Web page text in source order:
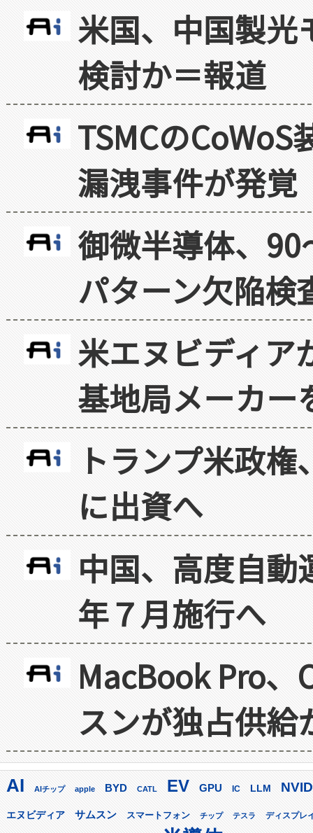
米国、中国製光
検討か＝報道
TSMCの
漏洩事件が発覚
御微半導体、
パターン欠陥検
米エヌビディア
基地局メーカー
トランプ米政
に出資へ
中国、高度自
年７月施行へ
MacBook Pro
スンが独占供給
AI AIチップ apple BYD CATL EV GPU IC LLM
エヌビディア サムスン スマートフォン チップ テスラ ディスプレ